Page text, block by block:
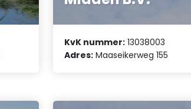
KvK nummer: 13038003
Adres: Maaseikerweg 155